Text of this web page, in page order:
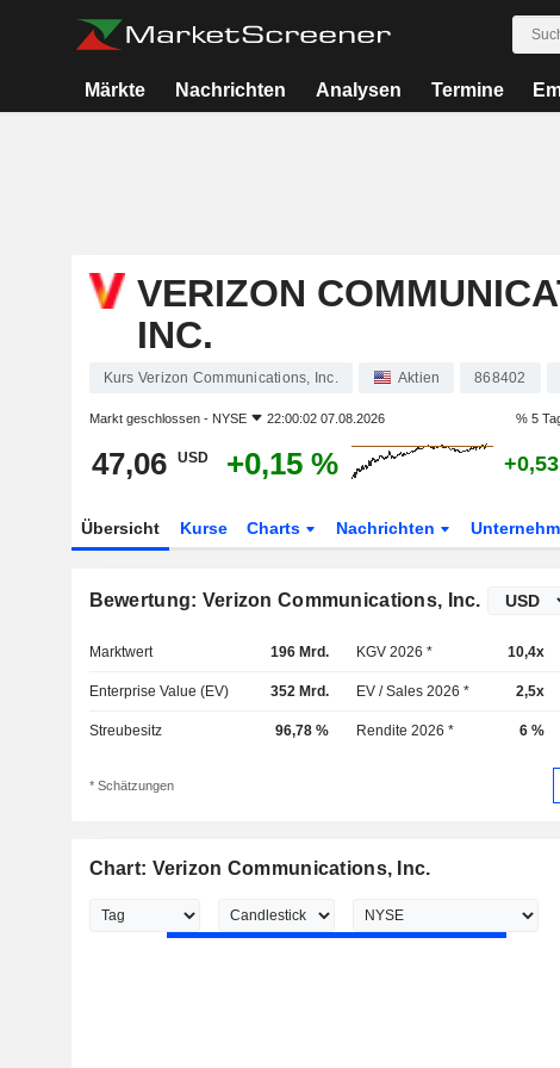
Märkte Nachrichten Analysen Termine
VERIZON
INC.
Kurs Verizon Communications, Inc. Aktien 868402
Markt geschlossen - NYSE 22:00:02 07.08.2026 % 5
47,06 USD +0,15 %
Übersicht Kurse Charts Nachrichten
Bewertung: Verizon Communications, Inc.
Marktwert 196 Mrd. KGV 2026 * 10,4x
Enterprise Value (EV) 352 Mrd. EV / Sales 2026 * 2,5x
Streubesitz 96,78 % Rendite 2026 * 6 %
* Schätzungen
Chart: Verizon Communications, Inc.